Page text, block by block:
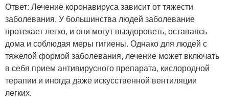
Ответ: Лечение коронавируса зависит от тяжести
заболевания. У большинства людей заболевание
протекает легко, и они могут выздороветь, оставаясь
дома и соблюдая меры гигиены. Однако для людей с
тяжелой формой заболевания, лечение может включать
в себя прием антивирусного препарата, кислородной
терапии и иногда даже искусственной вентиляции
легких.